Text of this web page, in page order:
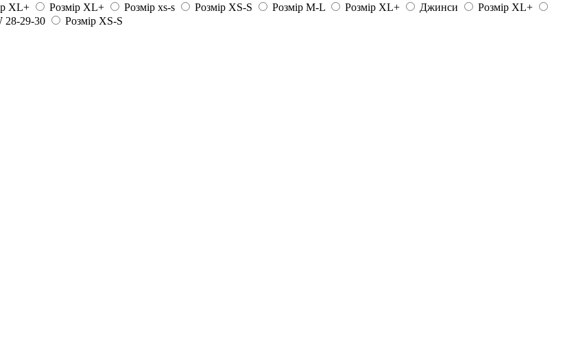
XL+ Розмір XL+ Розмір xs-s Розмір XS-S Розмір M-L Розмір XL+ Джинси
Розмір XL+
28-29-30 Розмір XS-S